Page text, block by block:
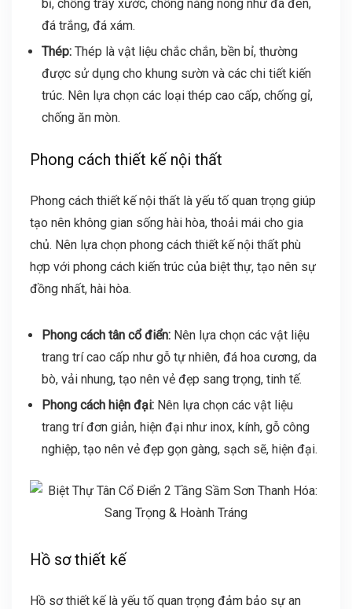
bỉ, chống trầy xước, chống nắng nóng như đá đen,
đá trắng, đá xám.
Thép:Thép là vật liệu chắc chắn, bền bỉ, thường
được sử dụng cho khung sườn và các chi tiết kiến
trúc. Nên lựa chọn các loại thép cao cấp, chống gỉ,
chống ăn mòn.
Phong cách thiết kế nội thất
Phong cách thiết kế nội thất là yếu tố quan trọng giúp
tạo nên không gian sống hài hòa, thoải mái cho gia
chủ. Nên lựa chọn phong cách thiết kế nội thất phù
hợp với phong cách kiến trúc của biệt thự, tạo nên sự
đồng nhất, hài hòa.
Phong cách tân cổ điển:Nên lựa chọn các vật liệu
trang trí cao cấp như gỗ tự nhiên, đá hoa cương, da
bò, vải nhung, tạo nên vẻ đẹp sang trọng, tinh tế.
Phong cách hiện đại:Nên lựa chọn các vật liệu
trang trí đơn giản, hiện đại như inox, kính, gỗ công
nghiệp, tạo nên vẻ đẹp gọn gàng, sạch sẽ, hiện đại.
Hồ sơ thiết kế
Hồ sơ thiết kế là yếu tố quan trọng đảm bảo sự an